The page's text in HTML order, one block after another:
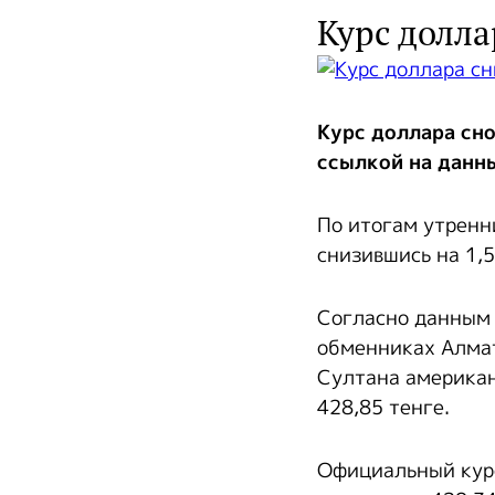
Курс
Курс доллара
ссылкой на
По итогам
снизившись на
Согласно данным
обменниках
Султана
428,85 тенге.
Официальный